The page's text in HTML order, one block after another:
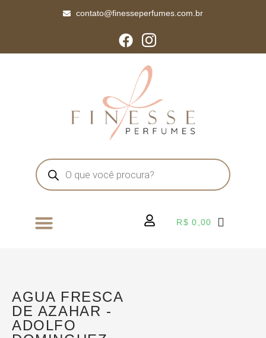
contato@finesseperfumes.com.br
R$ 0,00
AGUA FRESCA
DE AZAHAR -
ADOLFO